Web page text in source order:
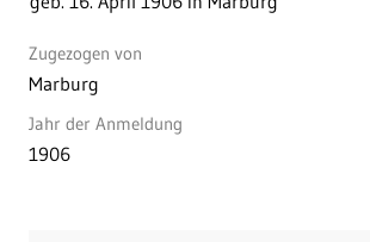
Zugezogen von
Marburg
Jahr der Anmeldung
1906